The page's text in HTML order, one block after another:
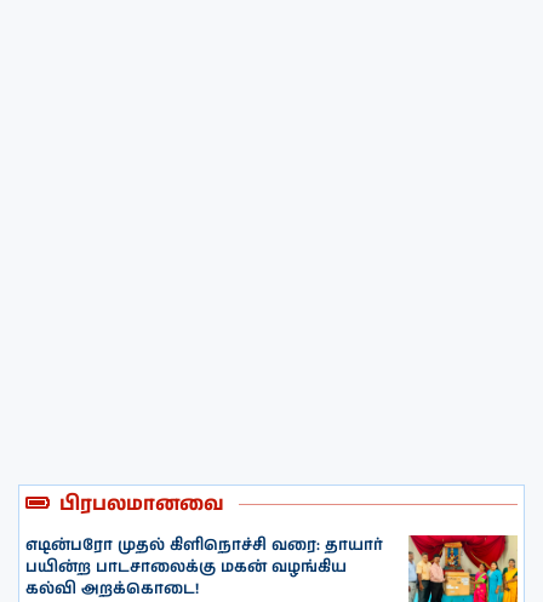
பிரபலமானவை
எடின்பரோ முதல் கிளிநொச்சி வரை: தாயார்
பயின்ற பாடசாலைக்கு மகன் வழங்கிய
கல்வி அறக்கொடை!